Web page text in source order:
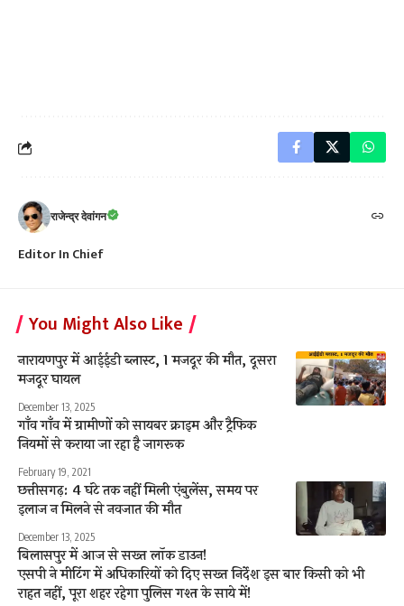
राजेन्द्र देवांगन
Editor In Chief
You Might Also Like
नारायणपुर में आईईडी ब्लास्ट, 1 मजदूर की मौत, दूसरा
मजदूर घायल
December 13, 2025
गाँव गाँव में ग्रामीणों को सायबर क्राइम और ट्रैफिक
नियमों से कराया जा रहा है जागरूक
February 19, 2021
छत्तीसगढ़: 4 घंटे तक नहीं मिली एंबुलेंस, समय पर
इलाज न मिलने से नवजात की मौत
December 13, 2025
बिलासपुर में आज से सख्त लॉक डाउन!
एसपी ने मीटिंग में अधिकारियों को दिए सख्त निर्देश इस बार किसी को भी
राहत नहीं, पूरा शहर रहेगा पुलिस गश्त के साये में!